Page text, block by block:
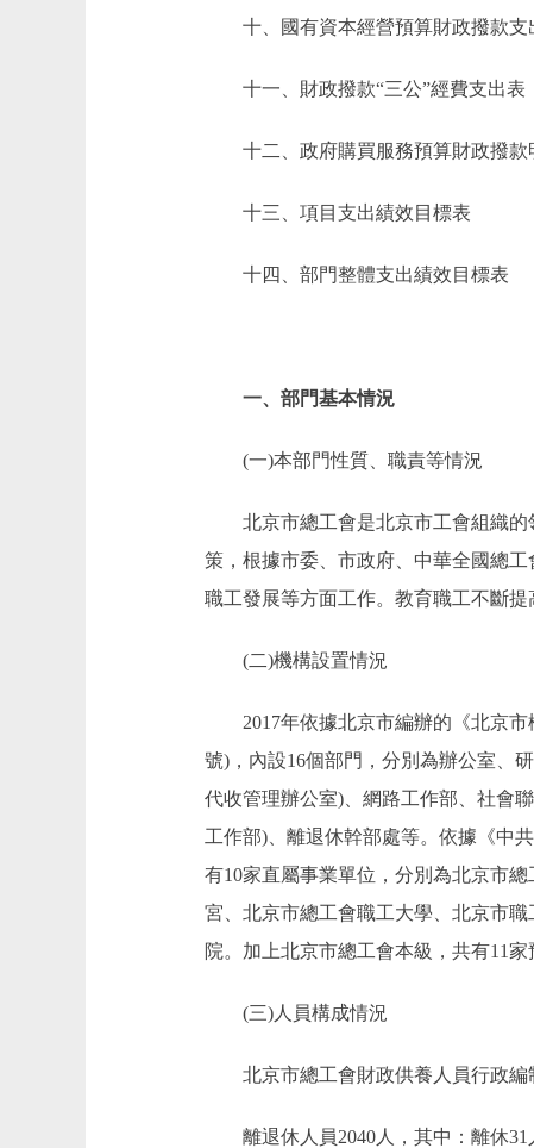
十、國有資本經營預算財政撥款支
十一、財政撥款“三公”經費支出表
十二、政府購買服務預算財政撥款
十三、項目支出績效目標表
十四、部門整體支出績效目標表
一、部門基本情況
(一)本部門性質、職責等情況
北京市總工會是北京市工會組織的
策，根據市委、市政府、中華全國總
職工發展等方面工作。教育職工不斷
(二)機構設置情況
2017年依據北京市編辦的《北京市
號)，內設16個部門，分別為辦公室、
代收管理辦公室)、網路工作部、社會
工作部)、離退休幹部處等。依據《中
有10家直屬事業單位，分別為北京市
宮、北京市總工會職工大學、北京市
院。加上北京市總工會本級，共有11家
(三)人員構成情況
北京市總工會財政供養人員行政編制
離退休人員2040人，其中：離休31